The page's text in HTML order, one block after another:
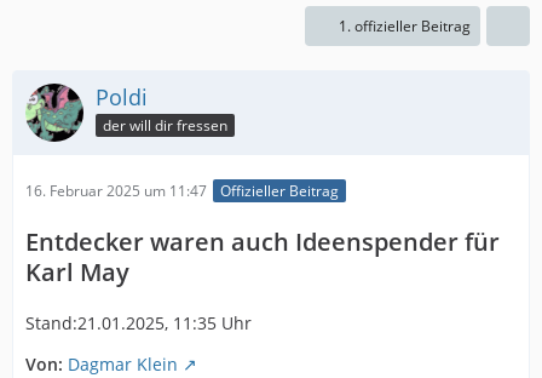
1. offizieller Beitrag
Poldi
der will dir fressen
16. Februar 2025 um 11:47 Offizieller Beitrag
Entdecker waren auch Ideenspender für
Karl May
Stand:21.01.2025, 11:35 Uhr
Von: Dagmar Klein